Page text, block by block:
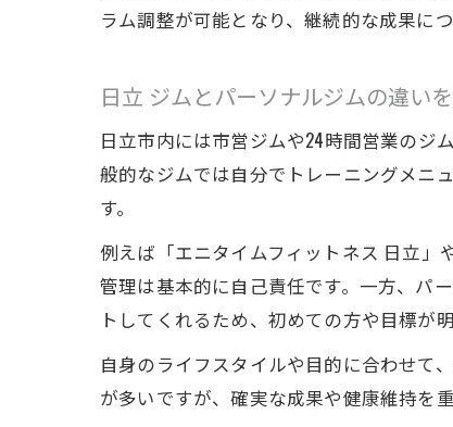
ラム調整が可能となり、継続的な成果に
日立 ジムとパーソナルジムの違い
日立市内には市営ジムや24時間営業のジ
般的なジムでは自分でトレーニングメニ
す。
例えば「エニタイムフィットネス 日立
管理は基本的に自己責任です。一方、パ
トしてくれるため、初めての方や目標が
自身のライフスタイルや目的に合わせて
が多いですが、確実な成果や健康維持を